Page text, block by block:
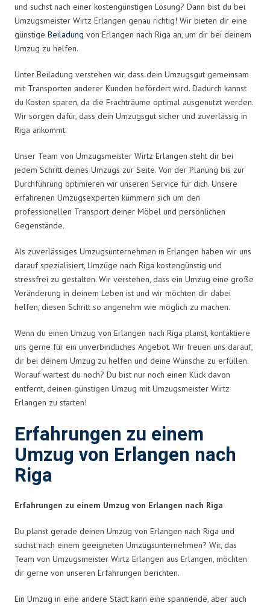
und suchst nach einer kostengünstigen Lösung? Dann bist du bei
Umzugsmeister Wirtz Erlangen genau richtig! Wir bieten dir eine
günstige Beiladung von Erlangen nach Riga an, um dir bei deinem
Umzug zu helfen.
Unter Beiladung verstehen wir, dass dein Umzugsgut gemeinsam
mit Transporten anderer Kunden befördert wird. Dadurch kannst
du Kosten sparen, da die Frachträume optimal ausgenutzt werden.
Wir sorgen dafür, dass dein Umzugsgut sicher und zuverlässig in
Riga ankommt.
Unser Team von Umzugsmeister Wirtz Erlangen steht dir bei
jedem Schritt deines Umzugs zur Seite. Von der Planung bis zur
Durchführung optimieren wir unseren Service für dich. Unsere
erfahrenen Umzugsexperten kümmern sich um den
professionellen Transport deiner Möbel und persönlichen
Gegenstände.
Als zuverlässiges Umzugsunternehmen in Erlangen haben wir uns
darauf spezialisiert, Umzüge nach Riga kostengünstig und
stressfrei zu gestalten. Wir verstehen, dass ein Umzug eine große
Veränderung in deinem Leben ist und wir möchten dir dabei
helfen, diesen Schritt so angenehm wie möglich zu machen.
Wenn du einen Umzug von Erlangen nach Riga planst, kontaktiere
uns gerne für ein unverbindliches Angebot. Wir freuen uns darauf,
dir bei deinem Umzug zu helfen und deine Wünsche zu erfüllen.
Worauf wartest du noch? Du bist nur noch einen Klick davon
entfernt, deinen günstigen Umzug mit Umzugsmeister Wirtz
Erlangen zu starten!
Erfahrungen zu einem
Umzug von Erlangen nach
Riga
Erfahrungen zu einem Umzug von Erlangen nach Riga
Du planst gerade deinen Umzug von Erlangen nach Riga und
suchst nach einem geeigneten Umzugsunternehmen? Wir, das
Team von Umzugsmeister Wirtz Erlangen aus Erlangen, möchten
dir gerne von unseren Erfahrungen berichten.
Ein Umzug in eine andere Stadt kann eine spannende, aber auch